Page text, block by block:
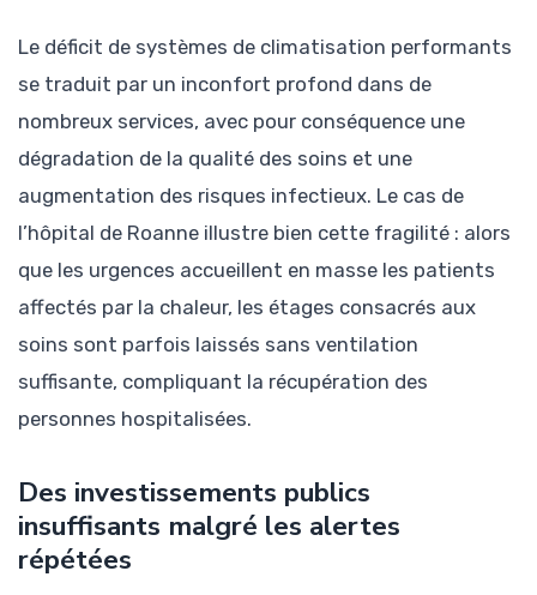
Le déficit de systèmes de climatisation performants
se traduit par un inconfort profond dans de
nombreux services, avec pour conséquence une
dégradation de la qualité des soins et une
augmentation des risques infectieux. Le cas de
l’hôpital de Roanne illustre bien cette fragilité : alors
que les urgences accueillent en masse les patients
affectés par la chaleur, les étages consacrés aux
soins sont parfois laissés sans ventilation
suffisante, compliquant la récupération des
personnes hospitalisées.
Des investissements publics
insuffisants malgré les alertes
répétées